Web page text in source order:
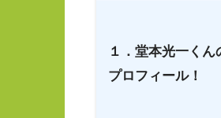
１．堂本光一く
プロフィール！